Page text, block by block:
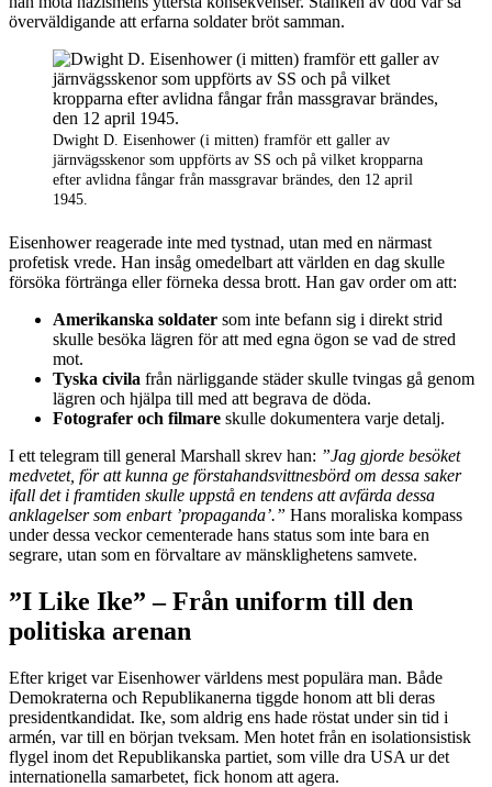
överväldigande att erfarna soldater bröt samman.
Dwight D. Eisenhower (i mitten) framför ett galler av
järnvägsskenor som uppförts av SS och på vilket kropparna
efter avlidna fångar från massgravar brändes, den 12 april
1945.
Eisenhower reagerade inte med tystnad, utan med en närmast
profetisk vrede. Han insåg omedelbart att världen en dag skulle
försöka förtränga eller förneka dessa brott. Han gav order om att:
Amerikanska soldater som inte befann sig i direkt strid
skulle besöka lägren för att med egna ögon se vad de stred
mot.
Tyska civila från närliggande städer skulle tvingas gå genom
lägren och hjälpa till med att begrava de döda.
Fotografer och filmare skulle dokumentera varje detalj.
I ett telegram till general Marshall skrev han: ”Jag gjorde besöket
medvetet, för att kunna ge förstahandsvittnesbörd om dessa saker
ifall det i framtiden skulle uppstå en tendens att avfärda dessa
anklagelser som enbart ’propaganda’.” Hans moraliska kompass
under dessa veckor cementerade hans status som inte bara en
segrare, utan som en förvaltare av mänsklighetens samvete.
”I Like Ike” – Från uniform till den
politiska arenan
Efter kriget var Eisenhower världens mest populära man. Både
Demokraterna och Republikanerna tiggde honom att bli deras
presidentkandidat. Ike, som aldrig ens hade röstat under sin tid i
armén, var till en början tveksam. Men hotet från en isolationsistisk
flygel inom det Republikanska partiet, som ville dra USA ur det
internationella samarbetet, fick honom att agera.